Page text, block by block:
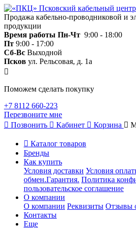
Продажа кабельно-проводниковой и
продукции
Время работы Пн-Чт 9:00 - 18:00
Пт 9:00 - 17:00
Сб-Вс Выходной
Псков ул. Рельсовая, д. 1а
Поможем сделать покупку
+7 8112 660-223
Перезвоните мне
Позвонить
Кабинет Корзина
Каталог товаров
Бренды
Как купить
Условия доставки Условия
обмен.Гарантия. Политика
пользовательское соглашение
О компании
О компании Реквизиты Отзывы
Контакты
Еще